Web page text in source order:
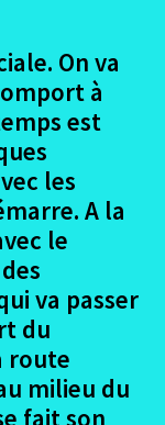
menu
le
menu
Ouvrir
enfant
On va
à
est
les
A la
le
va passer
du
route
milieu du
fait son